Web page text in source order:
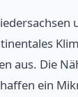
aus. Die
ein